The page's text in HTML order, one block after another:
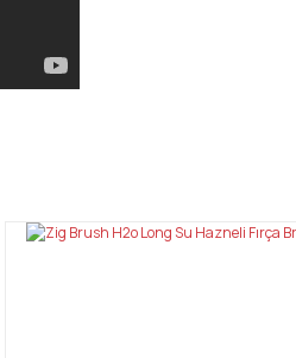
ve diğer konularda